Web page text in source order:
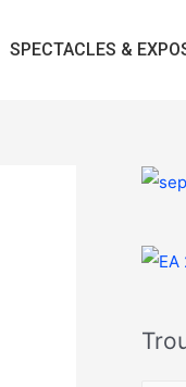
SPECTACLES &